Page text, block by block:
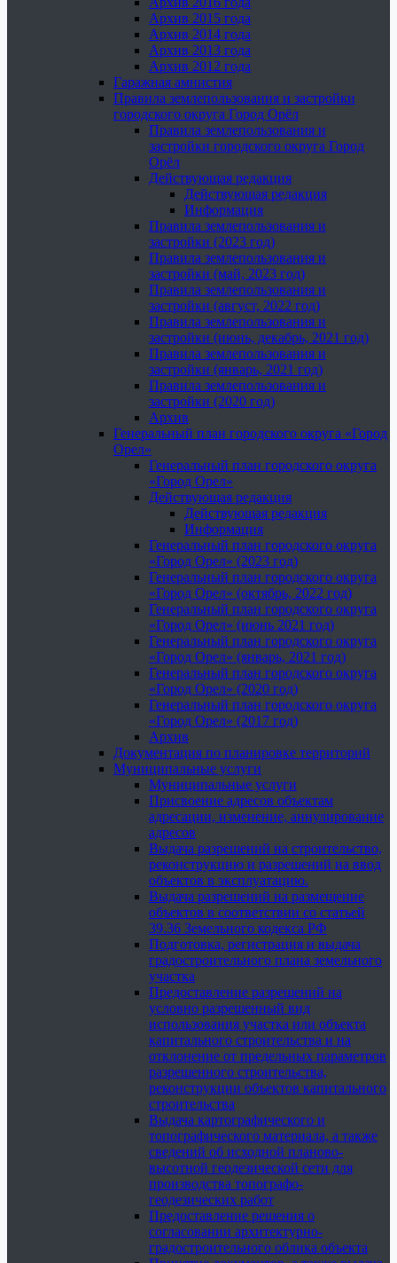
Архив 2015 года
Архив 2014 года
Архив 2013 года
Архив 2012 года
Гаражная амнистия
Правила землепользования и застройки
городского округа Город Орёл
Правила землепользования и
застройки городского округа Город
Орёл
Действующая редакция
Действующая редакция
Информация
Правила землепользования и
застройки (2023 год)
Правила землепользования и
застройки (май, 2023 год)
Правила землепользования и
застройки (август, 2022 год)
Правила землепользования и
застройки (июнь, декабрь, 2021 год)
Правила землепользования и
застройки (январь, 2021 год)
Правила землепользования и
застройки (2020 год)
Архив
Генеральный план городского округа «Город
Орел»
Генеральный план городского округа
«Город Орел»
Действующая редакция
Действующая редакция
Информация
Генеральный план городского округа
«Город Орел» (2023 год)
Генеральный план городского округа
«Город Орел» (октябрь, 2022 год)
Генеральный план городского округа
«Город Орел» (июнь 2021 год)
Генеральный план городского округа
«Город Орел» (январь, 2021 год)
Генеральный план городского округа
«Город Орел» (2020 год)
Генеральный план городского округа
«Город Орел» (2017 год)
Архив
Документация по планировке территорий
Муниципальные услуги
Муниципальные услуги
Присвоение адресов объектам
адресации, изменение, аннулирование
адресов
Выдача разрешений на строительство,
реконструкцию и разрешений на ввод
объектов в эксплуатацию.
Выдача разрешений на размещение
объектов в соответствии со статьей
39.36 Земельного кодекса РФ
Подготовка, регистрация и выдача
градостроительного плана земельного
участка
Предоставление разрешений на
условно разрешенный вид
использования участка или объекта
капитального строительства и на
отклонение от предельных параметров
разрешенного строительства,
реконструкции объектов капитального
строительства
Выдача картографического и
топографического материала, а также
сведений об исходной планово-
высотной геодезической сети для
производства топографо-
геодезических работ
Предоставление решения о
согласовании архитектурно-
градостроительного облика объекта